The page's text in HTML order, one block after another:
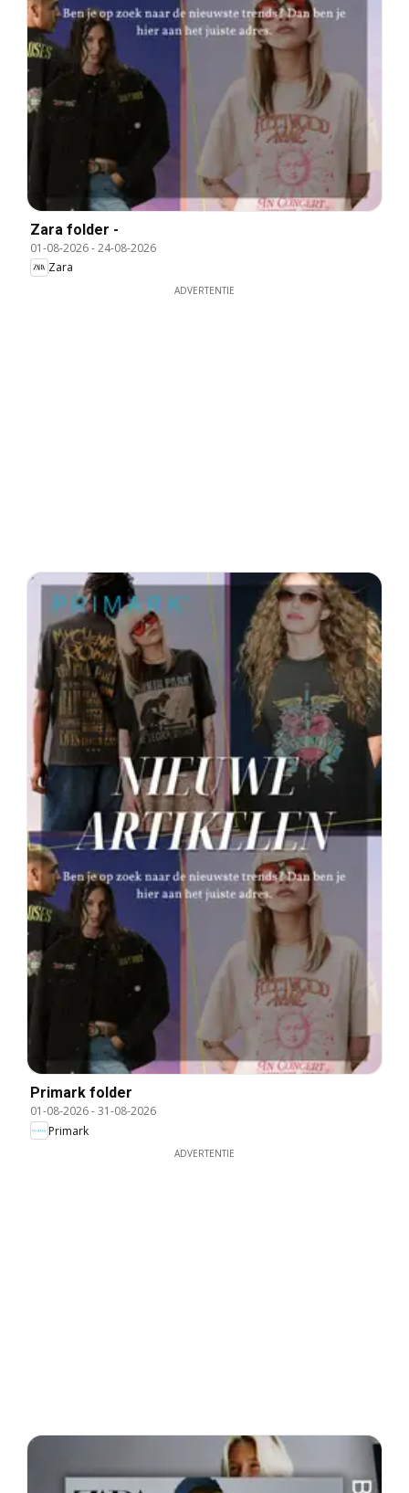
Zara folder -
01-08-2026-24-08-2026
Zara
ADVERTENTIE
Primark folder
01-08-2026-31-08-2026
Primark
ADVERTENTIE